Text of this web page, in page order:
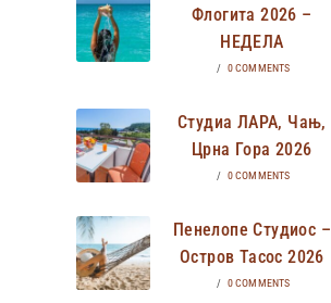
Флогита 2026 –
НЕДЕЛА
/ 0 COMMENTS
Студиа ЛАРА, Чањ,
Црна Гора 2026
/ 0 COMMENTS
Пенелопе Студиос –
Остров Тасос 2026
/ 0 COMMENTS